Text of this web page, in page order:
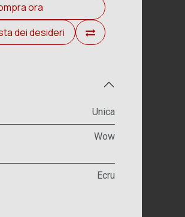
ora
dei desideri
Unica
Wow
Ecru